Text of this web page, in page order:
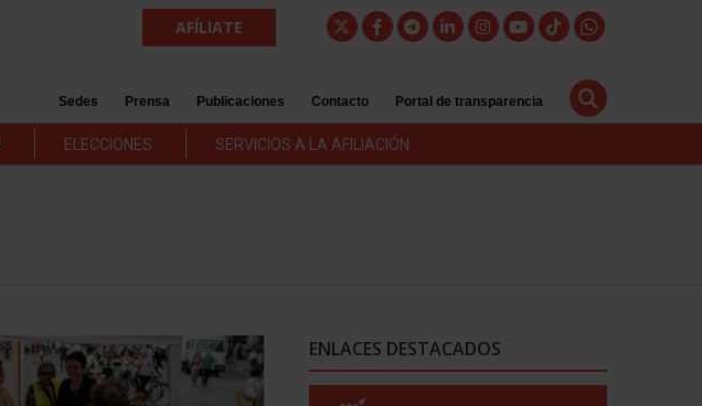
AFÍLIATE
Sedes Prensa Publicaciones Contacto Portal de transparencia
ELECCIONES SERVICIOS A LA AFILIACIÓN
ENLACES DESTACADOS